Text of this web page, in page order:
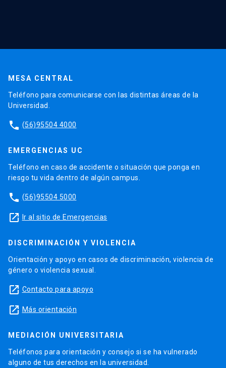
MESA CENTRAL
Teléfono para comunicarse con las distintas áreas de la
Universidad.
phone (56)95504 4000
EMERGENCIAS UC
Teléfono en caso de accidente o situación que ponga en
riesgo tu vida dentro de algún campus.
phone (56)95504 5000
launch Ir al sitio de Emergencias
DISCRIMINACIÓN Y VIOLENCIA
Orientación y apoyo en casos de discriminación, violencia de
género o violencia sexual.
launch Contacto para apoyo
launch Más orientación
MEDIACIÓN UNIVERSITARIA
Teléfonos para orientación y consejo si se ha vulnerado
alguno de tus derechos en la universidad.